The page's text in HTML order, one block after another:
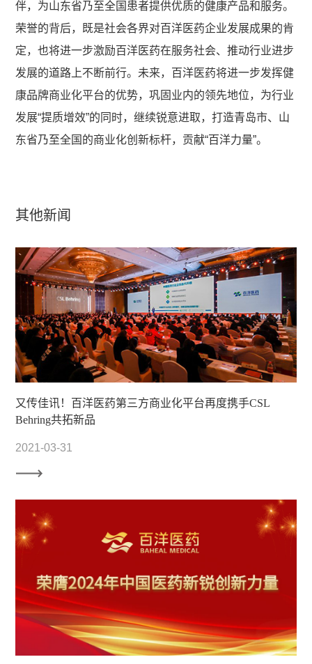
伴，为山东省乃至全国患者提供优质的健康产品和服务。
荣誉的背后，既是社会各界对百洋医药企业发展成果的肯
定，也将进一步激励百洋医药在服务社会、推动行业进步
发展的道路上不断前行。未来，百洋医药将进一步发挥健
康品牌商业化平台的优势，巩固业内的领先地位，为行业
发展“提质增效”的同时，继续锐意进取，打造青岛市、山
东省乃至全国的商业化创新标杆，贡献“百洋力量”。
其他新闻
又传佳讯！百洋医药第三方商业化平台再度携手CSL
Behring共拓新品
2021-03-31